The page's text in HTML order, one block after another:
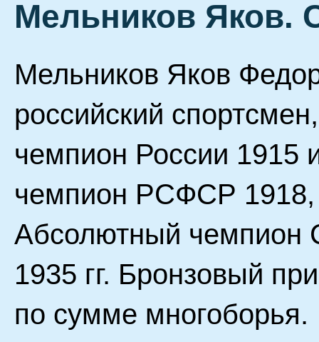
Мельников Яков.
Мельников Яков
российский
чемпион России 1915
чемпион РСФСР 1918,
Абсолютный чемпион
1935 гг. Бронзовый
по сумме многоборья.